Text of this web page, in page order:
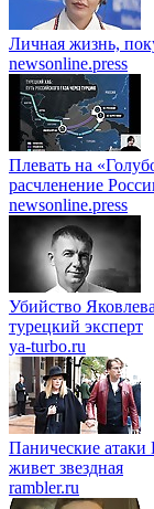
Личная жизнь,
newsonline.press
Плевать на
расчленение
newsonline.press
Убийство
турецкий эксперт
ya-turbo.ru
Панические
живет звездная
rambler.ru